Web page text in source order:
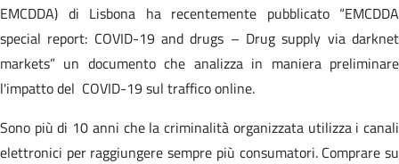
EMCDDA) di Lisbona ha recentemente pubblicato “EMCDDA
special report: COVID-19 and drugs – Drug supply via darknet
markets” un documento che analizza in maniera preliminare
l'impatto del COVID-19 sul traffico online.
Sono più di 10 anni che la criminalità organizzata utilizza i canali
elettronici per raggiungere sempre più consumatori. Comprare su